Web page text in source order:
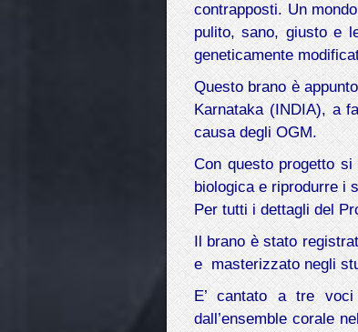
contrapposti. Un
pulito, sano, giusto e
geneticamente
Questo brano è
Karnataka (INDIA), a
causa degli OGM.
Con questo progetto
biologica e riprodurre i
Per tutti i dettagli del
Il brano è stato
e masterizzato negli
E’ cantato a tre voci
dall’ensemble corale